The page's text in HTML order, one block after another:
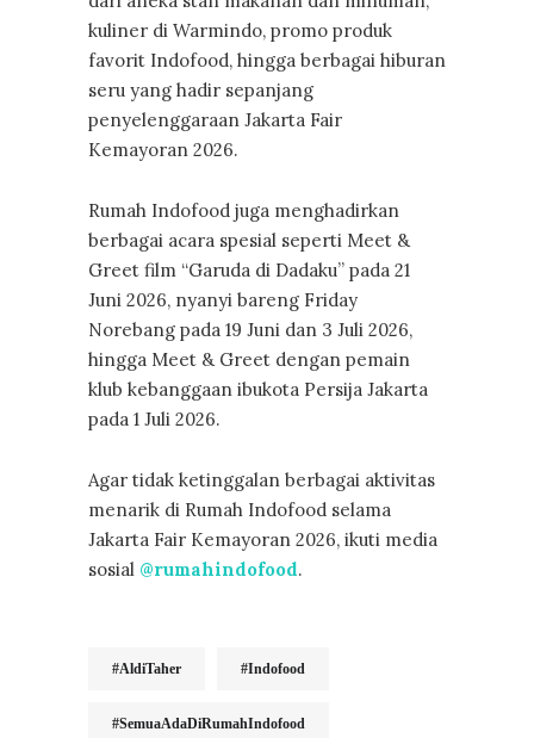
kuliner di Warmindo, promo produk
favorit Indofood, hingga berbagai hiburan
seru yang hadir sepanjang
penyelenggaraan Jakarta Fair
Kemayoran 2026.
Rumah Indofood juga menghadirkan
berbagai acara spesial seperti Meet &
Greet film “Garuda di Dadaku” pada 21
Juni 2026, nyanyi bareng Friday
Norebang pada 19 Juni dan 3 Juli 2026,
hingga Meet & Greet dengan pemain
klub kebanggaan ibukota Persija Jakarta
pada 1 Juli 2026.
Agar tidak ketinggalan berbagai aktivitas
menarik di Rumah Indofood selama
Jakarta Fair Kemayoran 2026, ikuti media
sosial @rumahindofood.
#AldiTaher #Indofood
#SemuaAdaDiRumahIndofood